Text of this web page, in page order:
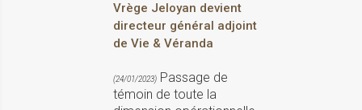
Vrège Jeloyan devient
directeur général adjoint
de Vie & Véranda
(24/01/2023) Passage de
témoin de toute la